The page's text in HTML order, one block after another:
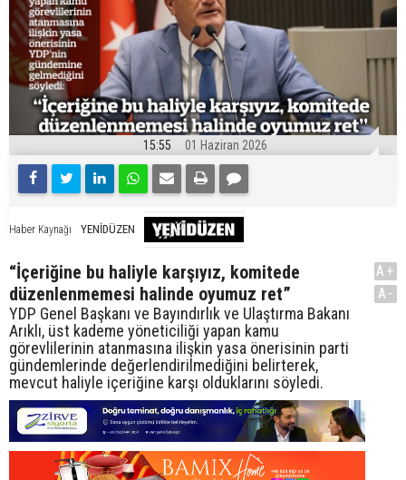
15:55 01 Haziran 2026
Haber Kaynağı YENİDÜZEN
“İçeriğine bu haliyle karşıyız, komitede
düzenlenmemesi halinde oyumuz ret”
YDP Genel Başkanı ve Bayındırlık ve Ulaştırma Bakanı
Arıklı, üst kademe yöneticiliği yapan kamu
görevlilerinin atanmasına ilişkin yasa önerisinin parti
gündemlerinde değerlendirilmediğini belirterek,
mevcut haliyle içeriğine karşı olduklarını söyledi.
A+
A-